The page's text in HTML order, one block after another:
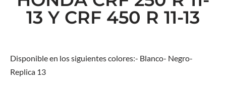
13 Y CRF 450 R 11-13
Disponible en los siguientes colores:- Blanco- Negro-
Replica 13